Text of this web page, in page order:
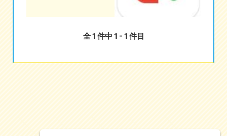
全 1 件中 1 - 1 件目